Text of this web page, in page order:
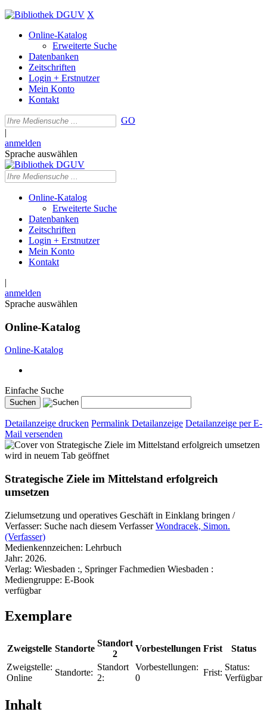
X
Online-Katalog
Erweiterte Suche
Datenbanken
Zeitschriften
Login + Erstnutzer
Mein Konto
Kontakt
GO
|
anmelden
Sprache auswählen
Online-Katalog
Erweiterte Suche
Datenbanken
Zeitschriften
Login + Erstnutzer
Mein Konto
Kontakt
|
anmelden
Sprache auswählen
Online-Katalog
Online-Katalog
Einfache Suche
Detailanzeige drucken Permalink Detailanzeige Detailanzeige per E-
Mail versenden
wird in neuem Tab geöffnet
Strategische Ziele im Mittelstand erfolgreich
umsetzen
Zielumsetzung und operatives Geschäft in Einklang bringen /
Verfasser: Suche nach diesem Verfasser Wondracek, Simon.
(Verfasser)
Medienkennzeichen: Lehrbuch
Jahr: 2026.
Verlag: Wiesbaden :, Springer Fachmedien Wiesbaden :
Mediengruppe: E-Book
verfügbar
Exemplare
Zweigstelle Standorte
Standort
2
Vorbestellungen Frist
Status
Zweigstelle:
Online
Standorte:
Standort
2:
Vorbestellungen:
0
Frist:
Status:
Verfügbar
Inhalt